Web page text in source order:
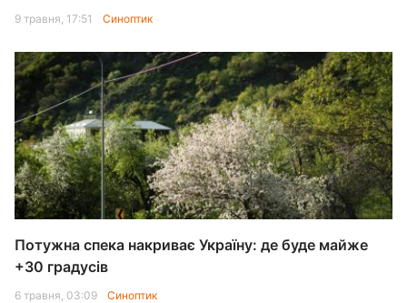
9 травня, 17:51 Синоптик
Потужна спека накриває Україну: де буде майже
+30 градусів
6 травня, 03:09 Синоптик